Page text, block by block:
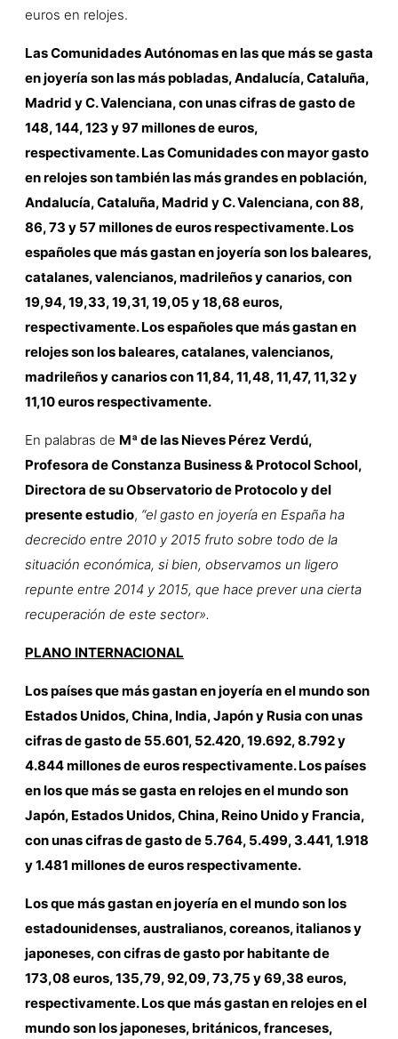
euros en relojes.
Las Comunidades Autónomas en las que más se gasta
en joyería son las más pobladas, Andalucía, Cataluña,
Madrid y C. Valenciana, con unas cifras de gasto de
148, 144, 123 y 97 millones de euros,
respectivamente. Las Comunidades con mayor gasto
en relojes son también las más grandes en población,
Andalucía, Cataluña, Madrid y C. Valenciana, con 88,
86, 73 y 57 millones de euros respectivamente. Los
españoles que más gastan en joyería son los baleares,
catalanes, valencianos, madrileños y canarios, con
19,94, 19,33, 19,31, 19,05 y 18,68 euros,
respectivamente. Los españoles que más gastan en
relojes son los baleares, catalanes, valencianos,
madrileños y canarios con 11,84, 11,48, 11,47, 11,32 y
11,10 euros respectivamente.
En palabras de Mª de las Nieves Pérez Verdú,
Profesora de Constanza Business & Protocol School,
Directora de su Observatorio de Protocolo y del
presente estudio, “el gasto en joyería en España ha
decrecido entre 2010 y 2015 fruto sobre todo de la
situación económica, si bien, observamos un ligero
repunte entre 2014 y 2015, que hace prever una cierta
recuperación de este sector».
PLANO INTERNACIONAL
Los países que más gastan en joyería en el mundo son
Estados Unidos, China, India, Japón y Rusia con unas
cifras de gasto de 55.601, 52.420, 19.692, 8.792 y
4.844 millones de euros respectivamente. Los países
en los que más se gasta en relojes en el mundo son
Japón, Estados Unidos, China, Reino Unido y Francia,
con unas cifras de gasto de 5.764, 5.499, 3.441, 1.918
y 1.481 millones de euros respectivamente.
Los que más gastan en joyería en el mundo son los
estadounidenses, australianos, coreanos, italianos y
japoneses, con cifras de gasto por habitante de
173,08 euros, 135,79, 92,09, 73,75 y 69,38 euros,
respectivamente. Los que más gastan en relojes en el
mundo son los japoneses, británicos, franceses,